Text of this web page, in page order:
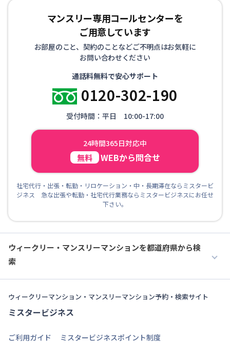
マンスリー専用コールセンターを
ご用意しています
お部屋のこと、契約のことなどご不明点はお気軽に
お問い合わせください
通話料無料で安心サポート
0120-302-190
受付時間：平日 10:00-17:00
24時間365日対応中
無料 WEBから問合せ
社宅代行・出張・転勤・リロケーション・中・長期滞在ならミスタービ
ジネス 急な出張や転勤・社宅代行業務ならミスタービジネスにお任せ
下さい。
ウィークリー・マンスリーマンションを都道府県から検
索
ウィークリーマンション・マンスリーマンション予約・検索サイト
ミスタービジネス
ご利用ガイド ミスタービジネスポイント制度